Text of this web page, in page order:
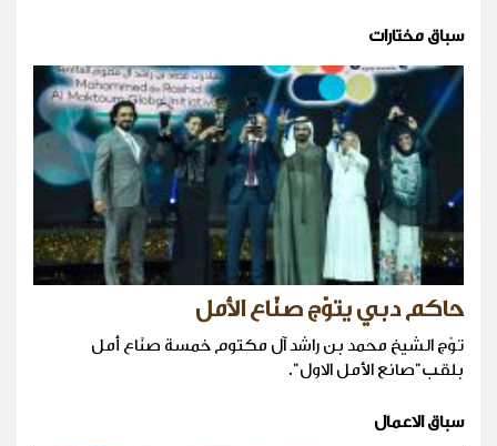
سباق مختارات
حاكم دبي يتوّج صنّاع الأمل
توّج الشيخ محمد بن راشد آل مكتوم خمسة صنّاع أمل
بلقب"صانع الأمل الاول".
سباق الاعمال